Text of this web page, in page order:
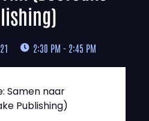
2:30 PM - 2:45 PM
Samen naar
Publishing)